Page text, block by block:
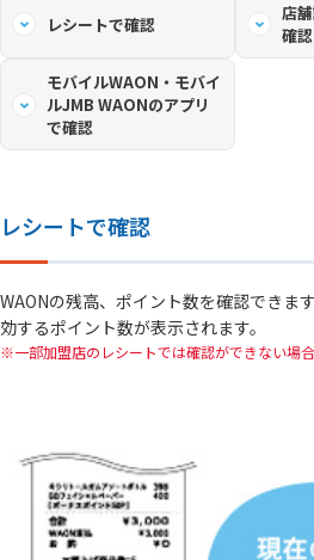
レシートで確認
店
確認
モバイルWAON・モバイ
ルJMB WAONのアプリ
で確認
レシートで確認
WAONの残高、ポイント数を確認できま
効するポイント数が表示されます。
一部加盟店のレシートでは確認ができない場合